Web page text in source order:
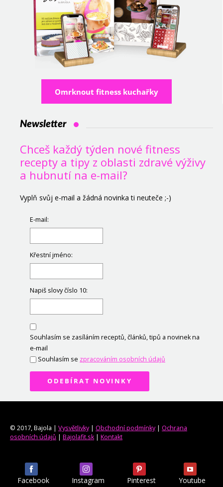
Omrknout fitness kuchařky
Newsletter
Chceš každý týden nové fitness
recepty a tipy z oblasti zdravé výživy
a hubnutí na e-mail?
Vyplň svůj e-mail a žádná novinka ti neuteče ;-)
E-mail:
Křestní jméno:
Napiš slovy číslo 10:
Souhlasím se zasíláním receptů, článků, tipů a novinek na
e-mail
Souhlasím se zpracováním osobních údajů
ODEBÍRAT NOVINKY
© 2017, Bajola | Vysvětlivky| Obchodní podmínky| Ochrana
osobních údajů | Bajolafit.sk| Kontakt
Youtube
Facebook Pinterest
Instagram